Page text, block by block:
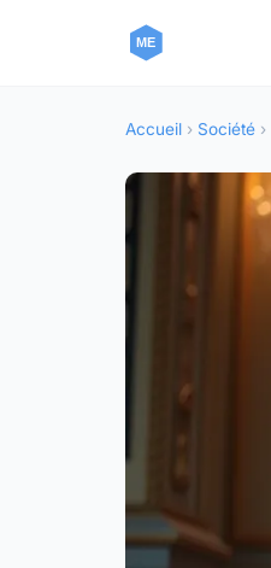
Accueil › Société ›